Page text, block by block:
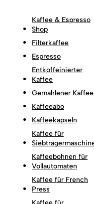
Kaffee & Espresso
Shop
Filterkaffee
Espresso
Entkoffeinierter
Kaffee
Gemahlener Kaffee
Kaffeeabo
Kaffeekapseln
Kaffee für
Kaffeebohnen für
Vollautomaten
Kaffee für French
Press